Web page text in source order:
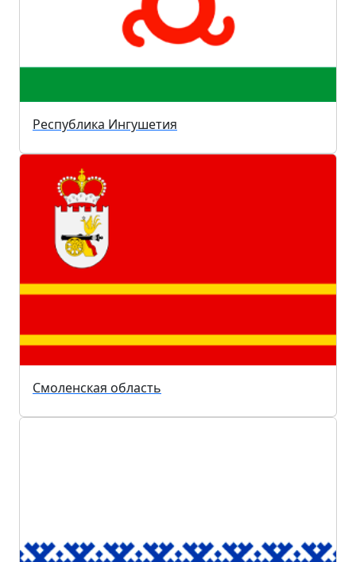
Республика Ингушетия
Смоленская область